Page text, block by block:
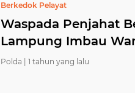
Berkedok Pelayat
Waspada Penjahat
Lampung Imbau
Polda | 1 tahun yang lalu